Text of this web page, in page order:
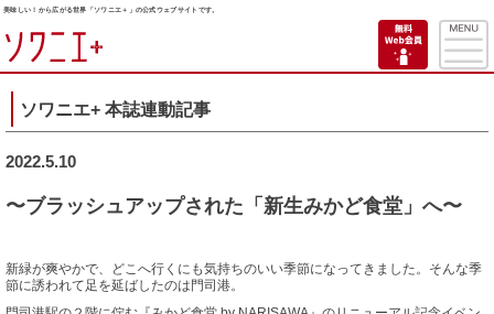
美味しい！から広がる世界「ソワニエ＋」の公式ウェブサイトです。
ソワニエ+ 本誌連動記事
2022.5.10
〜ブラッシュアップされた「新生みかど食堂」へ〜
新緑が爽やかで、どこへ行くにも気持ちのいい季節になってきました。そんな季
節に誘われて足を延ばしたのは門司港。